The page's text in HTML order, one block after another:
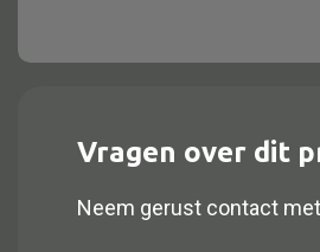
Alle kastenVragen over dit
Neem gerust contact